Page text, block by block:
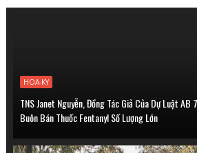
HOA-KY
TNS Janet Nguyễn, Đồng Tác Giả Của Dự Luật AB
Buôn Bán Thuốc Fentanyl Số Lượng Lớn